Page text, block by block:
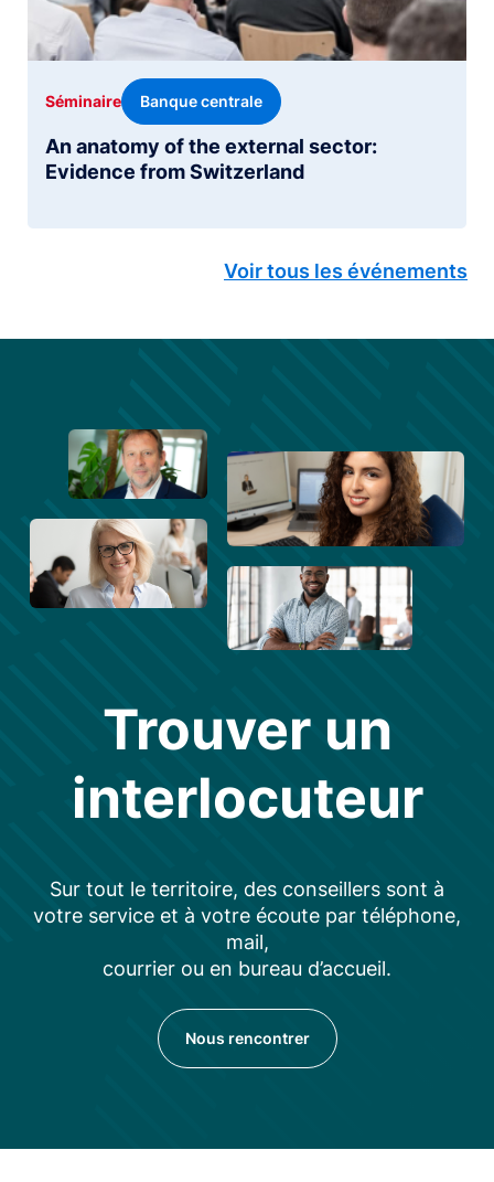
An anatomy of the external sector:
Evidence from Switzerland
Séminaire Banque centrale
Voir tous les événements
Trouver un
interlocuteur
Sur tout le territoire, des conseillers sont à
votre service et à votre écoute par téléphone,
mail,
courrier ou en bureau d’accueil.
Nous rencontrer